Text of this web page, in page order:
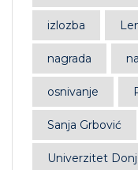
izlozba
nagrada
osnivanje
Sanja Grbović
Univerzitet